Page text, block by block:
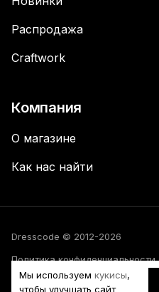
Распродажа
Craftwork
Компания
О магазине
Как нас найти
Dresscode © 2012-2026
Политика конфиденциальности
Соглашение
Мы используем кукисы,
чтобы улучшать сайт